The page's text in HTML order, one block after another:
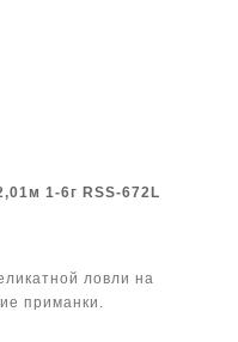
1-6г RSS-672L
ловли на
приманки.